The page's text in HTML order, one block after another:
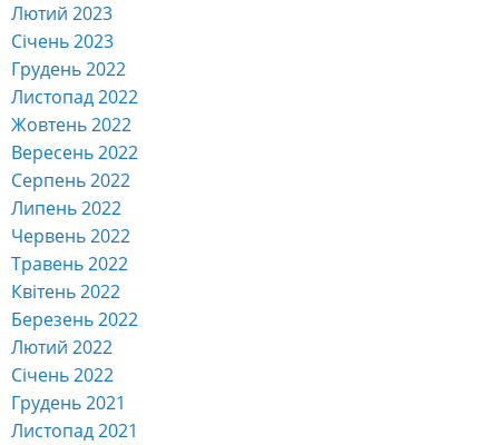
Лютий 2023
Січень 2023
Грудень 2022
Листопад 2022
Жовтень 2022
Вересень 2022
Серпень 2022
Липень 2022
Червень 2022
Травень 2022
Квітень 2022
Березень 2022
Лютий 2022
Січень 2022
Грудень 2021
Листопад 2021